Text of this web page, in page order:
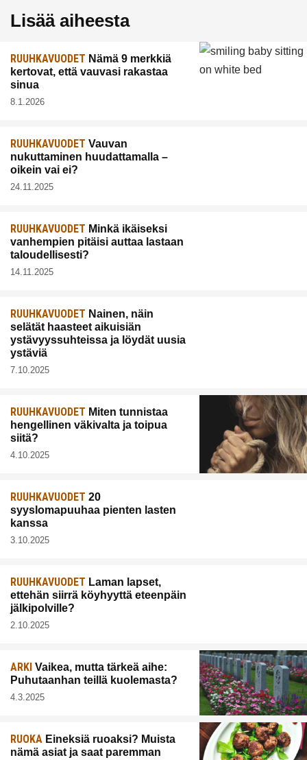
Lisää aiheesta
RUUHKAVUODET Nämä 9 merkkiä
kertovat, että vauvasi rakastaa
sinua
8.1.2026
RUUHKAVUODET Vauvan
nukuttaminen huudattamalla –
oikein vai ei?
24.11.2025
RUUHKAVUODET Minkä ikäiseksi
vanhempien pitäisi auttaa lastaan
taloudellisesti?
14.11.2025
RUUHKAVUODET Nainen, näin
selätät haasteet aikuisiän
ystävyyssuhteissa ja löydät uusia
ystäviä
7.10.2025
RUUHKAVUODET Miten tunnistaa
hengellinen väkivalta ja toipua
siitä?
4.10.2025
RUUHKAVUODET 20
syyslomapuuhaa pienten lasten
kanssa
3.10.2025
RUUHKAVUODET Laman lapset,
ettehän siirrä köyhyyttä eteenpäin
jälkipolville?
2.10.2025
ARKI Vaikea, mutta tärkeä aihe:
Puhutaanhan teillä kuolemasta?
4.3.2025
RUOKA Eineksiä ruoaksi? Muista
nämä asiat ja saat paremman